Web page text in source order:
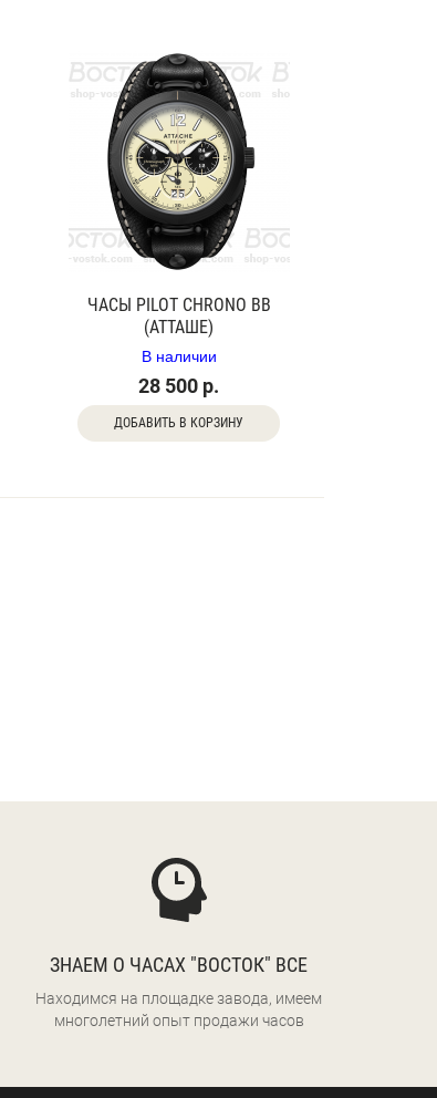
ЧАСЫ PILOT CHRONO BB
(АТТАШЕ)
В наличии
28 500 р.
ДОБАВИТЬ В КОРЗИНУ
ЗНАЕМ О ЧАСАХ "ВОСТОК" ВСЕ
Находимся на площадке завода, имеем
многолетний опыт продажи часов